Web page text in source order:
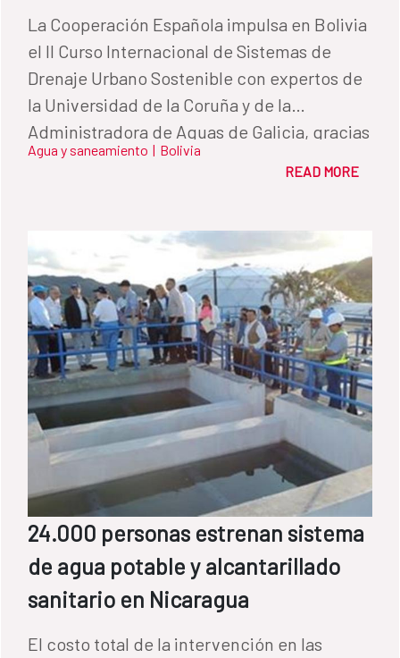
La Cooperación Española impulsa en Bolivia
el II Curso Internacional de Sistemas de
Drenaje Urbano Sostenible con expertos de
la Universidad de la Coruña y de la
Administradora de Aguas de Galicia, gracias
al Programa de Redes de Conocimiento e
Agua y saneamiento | Bolivia
READ MORE
24.000 personas estrenan sistema
de agua potable y alcantarillado
sanitario en Nicaragua
El costo total de la intervención en las